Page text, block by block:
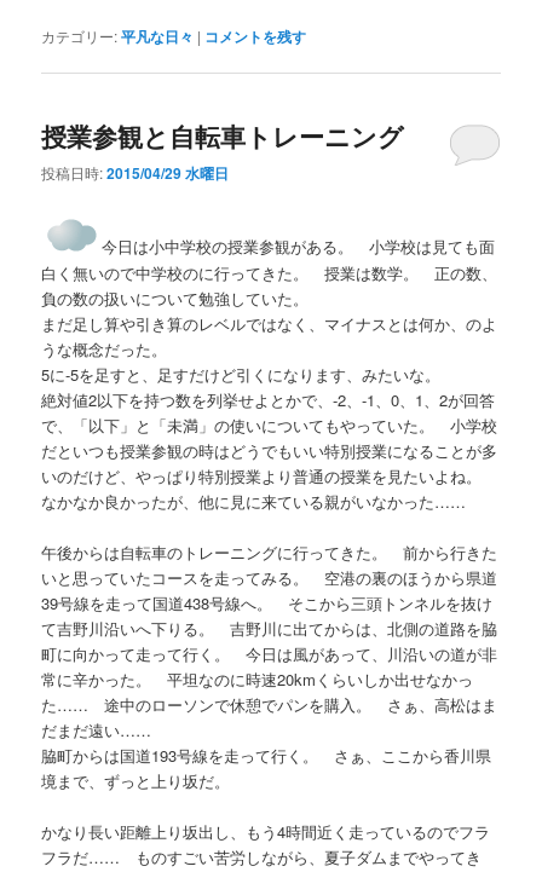
カテゴリー:平凡な日々 | コメントを残す
授業参観と自転車トレーニング
投稿日時:2015/04/29 水曜日
今日は小中学校の授業参観がある。 小学校は見ても面
白く無いので中学校のに行ってきた。 授業は数学。 正の数、
負の数の扱いについて勉強していた。
まだ足し算や引き算のレベルではなく、マイナスとは何か、のよ
うな概念だった。
5に-5を足すと、足すだけど引くになります、みたいな。
絶対値2以下を持つ数を列挙せよとかで、-2、-1、0、1、2が回答
で、「以下」と「未満」の使いについてもやっていた。 小学校
だといつも授業参観の時はどうでもいい特別授業になることが多
いのだけど、やっぱり特別授業より普通の授業を見たいよね。
なかなか良かったが、他に見に来ている親がいなかった……
午後からは自転車のトレーニングに行ってきた。 前から行きた
いと思っていたコースを走ってみる。 空港の裏のほうから県道
39号線を走って国道438号線へ。 そこから三頭トンネルを抜け
て吉野川沿いへ下りる。 吉野川に出てからは、北側の道路を脇
町に向かって走って行く。 今日は風があって、川沿いの道が非
常に辛かった。 平坦なのに時速20kmくらいしか出せなかっ
た…… 途中のローソンで休憩でパンを購入。 さぁ、高松はま
だまだ遠い……
脇町からは国道193号線を走って行く。 さぁ、ここから香川県
境まで、ずっと上り坂だ。
かなり長い距離上り坂出し、もう4時間近く走っているのでフラ
フラだ…… ものすごい苦労しながら、夏子ダムまでやってき